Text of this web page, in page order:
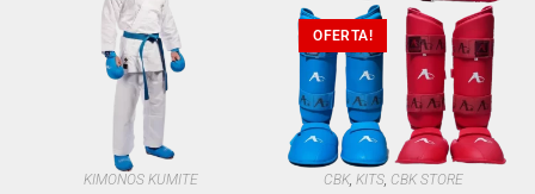
KIMONOS KUMITE
OFERTA!
CBK,KITS CBK STORE